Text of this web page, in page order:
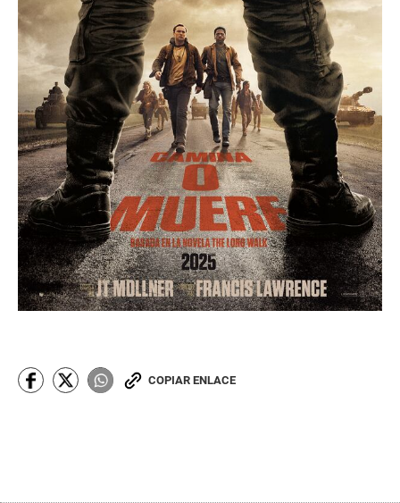
COPIAR ENLACE